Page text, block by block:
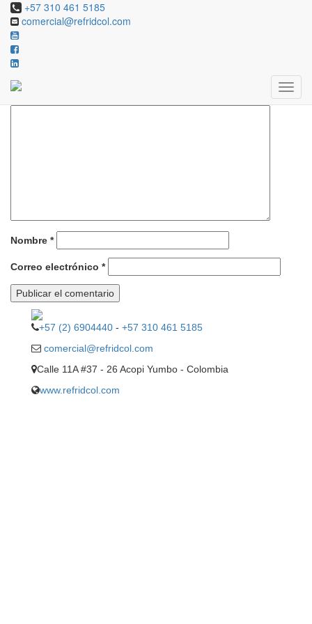
+57 310 461 5185
comercial@refridcol.com
Deja una respuesta
Tu dirección de correo electrónico no será publicada.
Comentario
Nombre *
Correo electrónico *
+57 (2) 6904440 - +57 310 461 5185
comercial@refridcol.com
Calle 11A #37 - 26 Acopi Yumbo - Colombia
www.refridcol.com